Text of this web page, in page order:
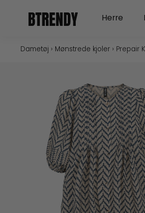
Herre
Dametøj › Mønstrede kjoler› Prepair